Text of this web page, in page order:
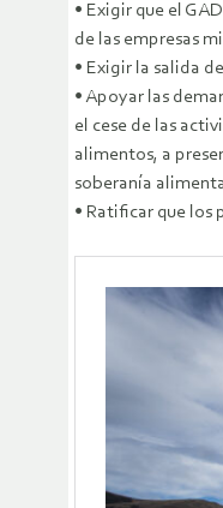
• Exigir que el
de las empresas
• Exigir la salida
• Apoyar las
el cese de las
alimentos, a
soberanía
• Ratificar que los